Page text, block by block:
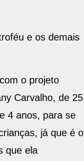
e os demais
o projeto
Carvalho, de 25
4 anos, para se
já que é o
que ela